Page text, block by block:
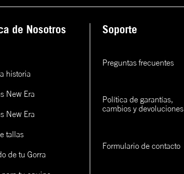
de Nosotros
historia
New Era
New Era
tallas
de tu Gorra
Soporte
Preguntas frecuentes
Política de garantías,
cambios y devoluciones
Formulario de contacto